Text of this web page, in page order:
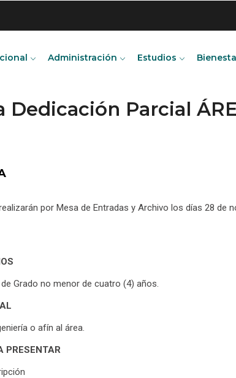
Administración Estudios
Dedicación Parcial
por Mesa de Entradas y Archivo los días 28 de
Grado no menor de cuatro (4) años.
o afín al área.
PRESENTAR